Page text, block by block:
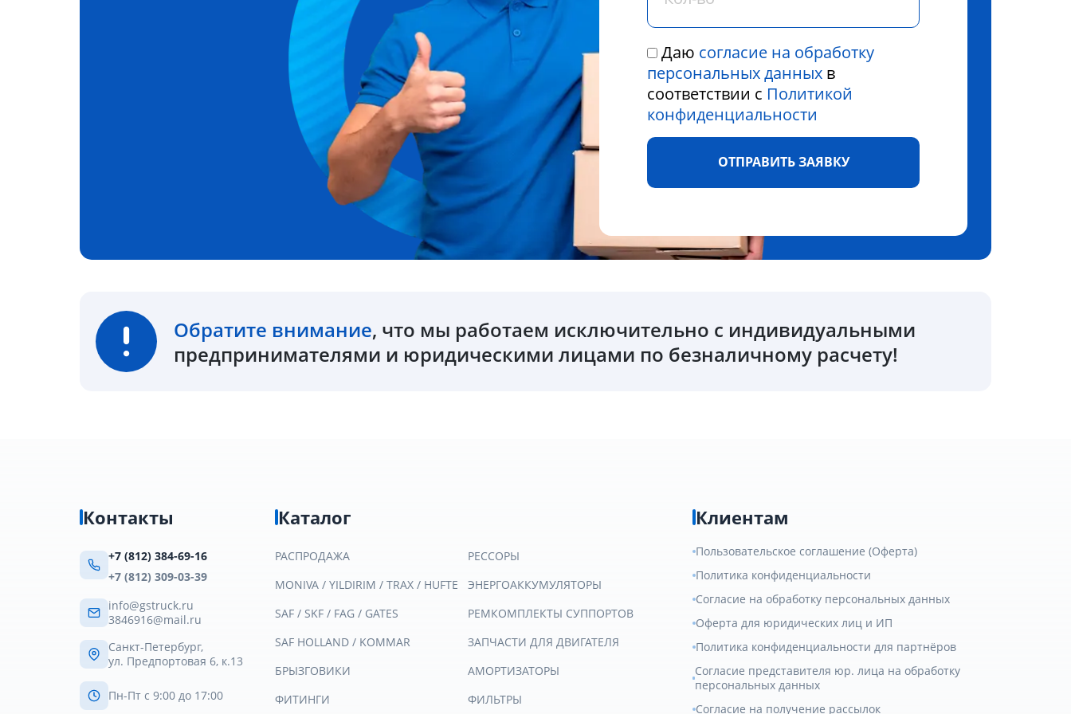
Даю согласие на обработку
персональных данных в
соответствии с Политикой
конфиденциальности
ОТПРАВИТЬ ЗАЯВКУ
Обратите внимание, что мы работаем исключительно с индивидуальными
предпринимателями и юридическими лицами по безналичному расчету!
Контакты
+7 (812) 384-69-16
+7 (812) 309-03-39
info@gstruck.ru
3846916@mail.ru
Санкт-Петербург,
ул. Предпортовая 6, к.13
Пн-Пт с 9:00 до 17:00
Каталог
РАСПРОДАЖА
MONIVA / YILDIRIM / TRAX / HUFTE
SAF / SKF / FAG / GATES
SAF HOLLAND / KOMMAR
БРЫЗГОВИКИ
ФИТИНГИ
РЕССОРЫ
ЭНЕРГОАККУМУЛЯТОРЫ
РЕМКОМПЛЕКТЫ СУППОРТОВ
ЗАПЧАСТИ ДЛЯ ДВИГАТЕЛЯ
АМОРТИЗАТОРЫ
ФИЛЬТРЫ
Клиентам
Пользовательское соглашение (Оферта)
Политика конфиденциальности
Согласие на обработку персональных данных
Оферта для юридических лиц и ИП
Политика конфиденциальности для партнёров
Согласие представителя юр. лица на обработку
персональных данных
Согласие на получение рассылок